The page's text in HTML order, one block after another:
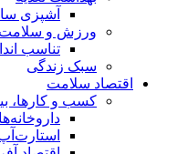
آشپزی
ورزش و سلامت
تناسب
سبک زندگی
اقتصاد سلامت
کسب و کارها،